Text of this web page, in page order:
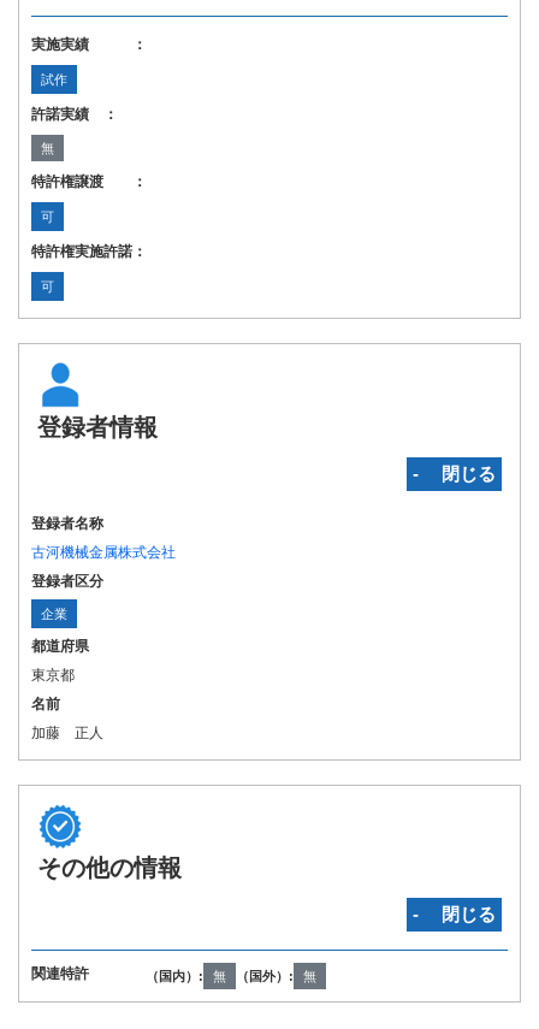
実施実績 ：
試作
許諾実績 ：
無
特許権譲渡 ：
可
特許権実施許諾：
可
登録者情報
‐ 閉じる
登録者名称
古河機械金属株式会社
登録者区分
企業
都道府県
東京都
名前
加藤 正人
その他の情報
‐ 閉じる
関連特許 （国内）: 無 （国外）: 無